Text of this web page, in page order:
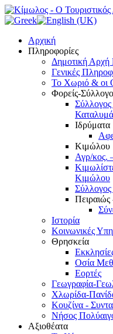
Αρχική
Πληροφορίες
Δημοτική
Γενικές
Το Xωριό & οι
Φορείς-
Σύλλογος
Ιδρύματα
Κιμώλου
Αγρ/κος.
Κιμώλου
Ιστορία
Κοινωνικές
Θρησκεία
Οσία
Εορτές
Γεωγραφία-
Χλωρίδα-
Κουζίνα -
Νήσος
Αξιοθέατα